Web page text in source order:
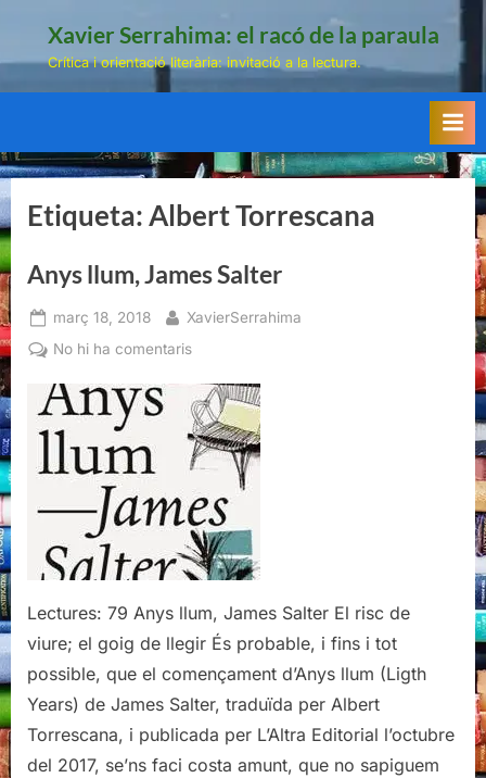
Xavier Serrahima: el racó de la paraula
Crítica i orientació literària: invitació a la lectura.
Etiqueta:Albert Torrescana
Anys llum, James Salter
Posted
on
març 18, 2018 By
XavierSerrahima
No hi ha comentarisa
llum,
James
Salter
Lectures: 79 Anys llum, James Salter El risc de
viure; el goig de llegir És probable, i fins i tot
possible, que el començament d’Anys llum (Ligth
Years) de James Salter, traduïda per Albert
Torrescana, i publicada per L’Altra Editorial l’octubre
del 2017, se’ns faci costa amunt, que no sapiguem